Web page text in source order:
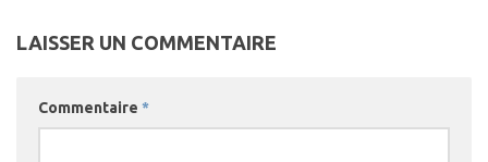
LAISSER UN COMMENTAIRE
Commentaire *